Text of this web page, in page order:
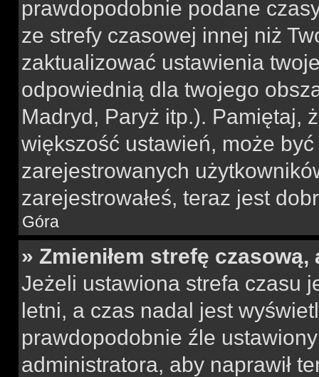
prawdopodobnie podane
ze strefy czasowej innej niż
zaktualizować ustawienia
odpowiednią dla twojego
Madryd, Paryż itp.). Pamiętaj,
większość ustawień, może
zarejestrowanych
zarejestrowałeś, teraz jest
Góra
» Zmieniłem strefę
Jeżeli ustawiona strefa czasu
letni, a czas nadal jest
prawdopodobnie źle
administratora, aby naprawił